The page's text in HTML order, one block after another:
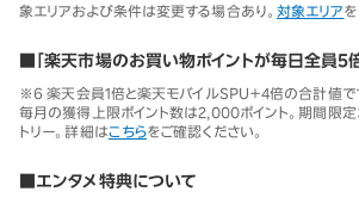
象エリアおよび条件は変更する場合あり。 対象エリアを
■「楽天市場のお買い物ポイントが毎日全員5
※6 楽天会員1倍と楽天モバイルSPU＋4倍の合計値で
毎月の獲得上限ポイント数は2,000ポイント。期間限定
トリー。詳細はこちらをご確認ください。
■エンタメ特典について